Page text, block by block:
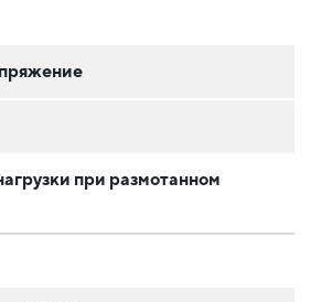
при размотанном